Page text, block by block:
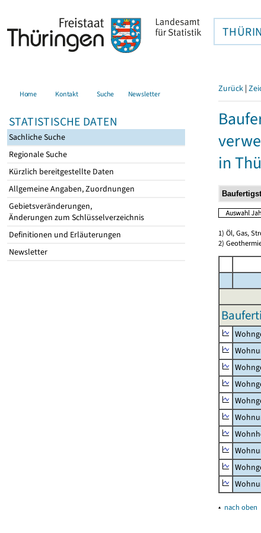
Home Kontakt Suche Newsletter
STATISTISCHE DATEN
Sachliche Suche
Regionale Suche
Kürzlich bereitgestellte Daten
Allgemeine Angaben, Zuordnungen
Gebietsveränderungen,
Änderungen zum Schlüsselverzeichnis
Definitionen und Erläuterungen
Newsletter
Zurück |
in
1) Öl, Gas,
2)
▴ nach oben